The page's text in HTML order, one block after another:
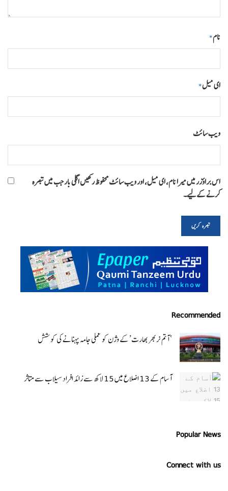
نام*
ای میل*
ویب‌ سائٹ
اس براؤزر میں میرا نام، ای میل، اور ویب سائٹ محفوظ رکھیں اگلی بار جب میں تبصرہ
کرنے کےلیے۔
Recommended
‘ آتم نربھر بھارت’ کے وژن کو عملی جامہ پہنانے کی کوشش
آسام کے 13 اضلاع میں 15 لاکھ سے زائد افراد سیلاب سے متاثر
Popular News
Connect with us